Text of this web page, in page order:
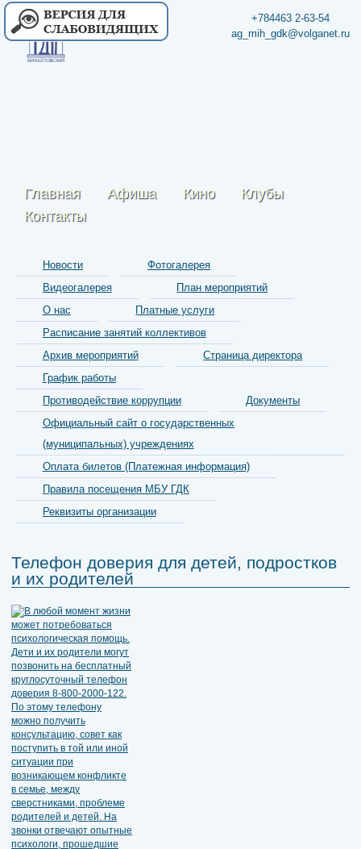
+784463 2-63-54
ag_mih_gdk@volganet.ru
Главная Афиша Кино
Клубы
Контакты
Новости
Фотогалерея
Видеогалерея
План мероприятий
О нас
Платные услуги
Расписание занятий коллективов
Архив мероприятий
Страница директора
График работы
Противодействие коррупции
Документы
Официальный сайт о государственных
(муниципальных) учреждениях
Оплата билетов (Платежная информация)
Правила посещения МБУ ГДК
Реквизиты организации
Телефон доверия для детей, подростков
и их родителей